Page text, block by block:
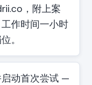
，附上案
作时间一小时
。
动首次尝试 —